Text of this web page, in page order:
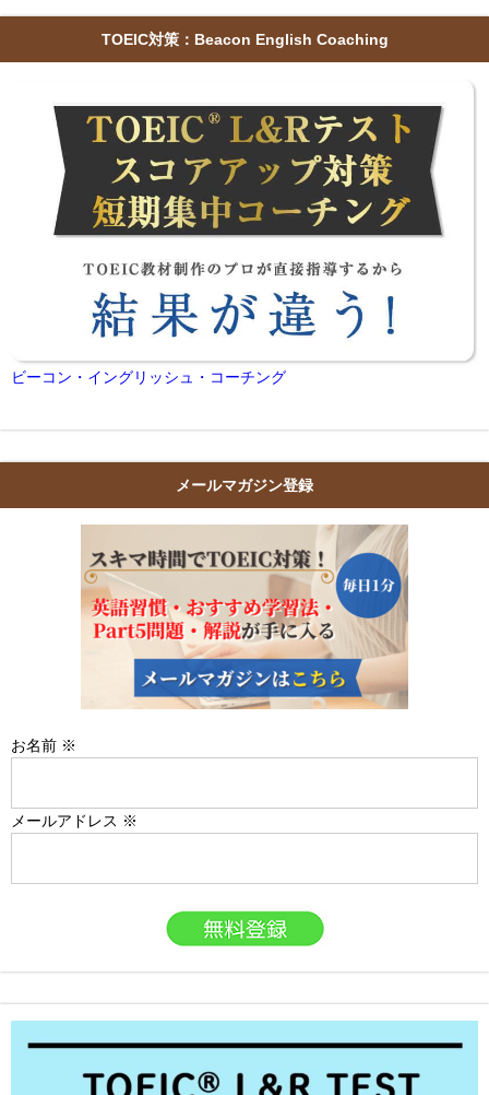
TOEIC対策：Beacon English Coaching
ビーコン・イングリッシュ・コーチング
メールマガジン登録
お名前 ※
メールアドレス ※